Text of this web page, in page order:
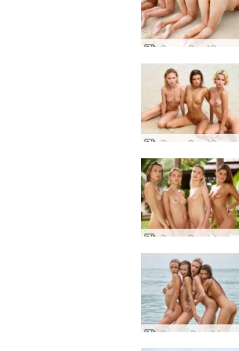
एरियल मारिका मेलिना मारिया 3 जलपरियां
एरियल मारिका मेलेना मारिया मीरा शानदार चार
एरियल, मारिका, मेलेना मारिया और मीरा नग्न समुद्र तट